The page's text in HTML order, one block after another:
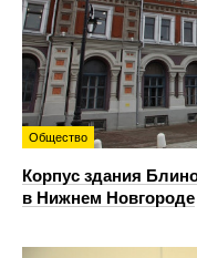
Общество
Корпус здания
в Нижнем Новгороде